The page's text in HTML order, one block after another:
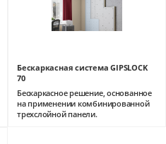
Бескаркасная система GIPSLOCK
70
Бескаркасное решение, основанное
на применении комбинированной
трехслойной панели.